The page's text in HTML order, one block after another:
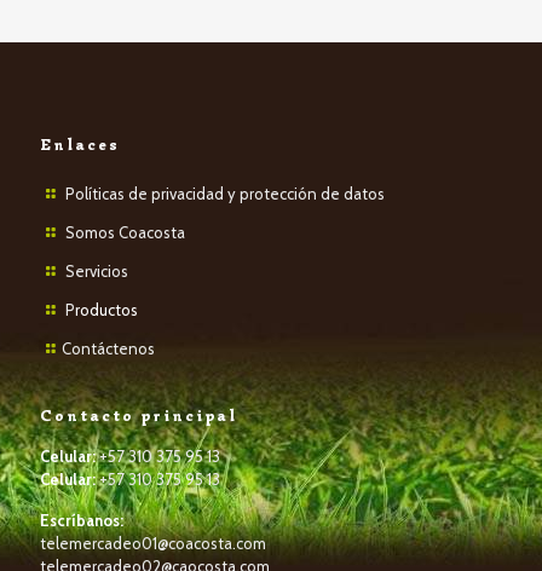
Enlaces
Políticas de privacidad y protección de datos
Somos Coacosta
Servicios
Productos
Contáctenos
Contacto principal
Celular:+57 310 375 95 13
Celular:+57 310 375 95 13
Escríbanos:
telemercadeo01@coacosta.com
telemercadeo02@caocosta.com